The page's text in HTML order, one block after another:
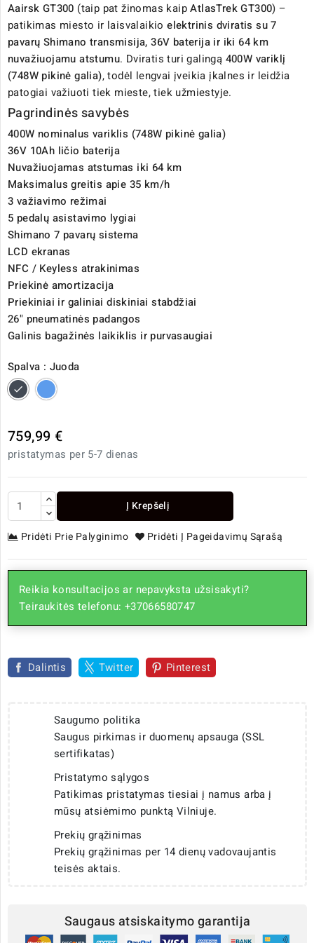
Aairsk GT300 (taip pat žinomas kaipAtlasTrek GT300) –
patikimas miesto ir laisvalaikioelektrinis dviratis su 7
pavarų Shimano transmisija, 36V baterija ir iki 64 km
nuvažiuojamu atstumu. Dviratis turi galingą 400W variklį
(748W pikinė galia), todėl lengvai įveikia įkalnes ir leidžia
patogiai važiuoti tiek mieste, tiek užmiestyje.
Pagrindinės savybės
400W nominalus variklis (748W pikinė galia)
36V 10Ah ličio baterija
Nuvažiuojamas atstumas iki 64 km
Maksimalus greitis apie 35 km/h
3 važiavimo režimai
5 pedalų asistavimo lygiai
Shimano 7 pavarų sistema
LCD ekranas
NFC / Keyless atrakinimas
Priekinė amortizacija
Priekiniai ir galiniai diskiniai stabdžiai
26" pneumatinės padangos
Galinis bagažinės laikiklis ir purvasaugiai
Spalva : Juoda
JuodaMėlyna
759,99 €
pristatymas per 5-7 dienas
Į Krepšelį
Pridėti Prie Palyginimo Pridėti Į Pageidavimų Sąrašą
Reikia konsultacijos ar nepavyksta užsisakyti?
Teiraukitės telefonu: +37066580747
Dalintis Twitter Pinterest
Saugumo politika
Saugus pirkimas ir duomenų apsauga (SSL
sertifikatas)
Pristatymo sąlygos
Patikimas pristatymas tiesiai į namus arba į
mūsų atsiėmimo punktą Vilniuje.
Prekių grąžinimas
Prekių grąžinimas per 14 dienų vadovaujantis
teisės aktais.
Saugaus atsiskaitymo garantija